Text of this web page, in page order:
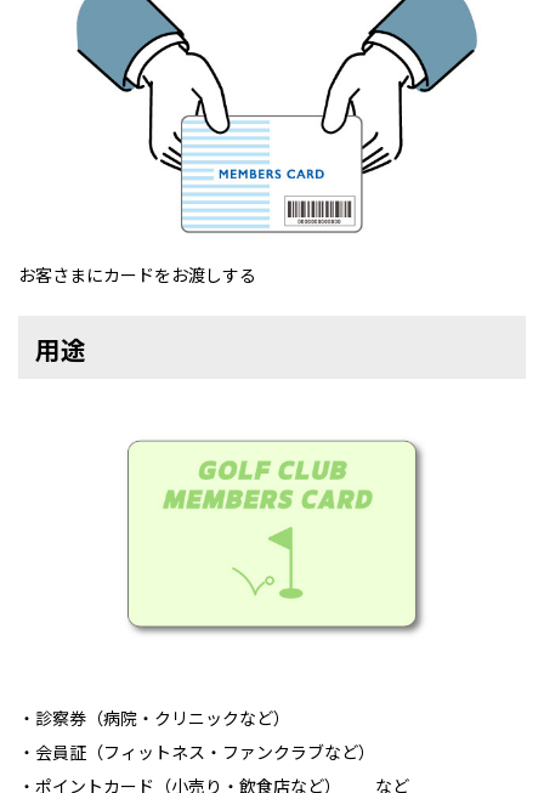
お客さまにカードをお渡しする
用途
・診察券（病院・クリニックなど）
・会員証（フィットネス・ファンクラブなど）
・ポイントカード（小売り・飲食店など） など